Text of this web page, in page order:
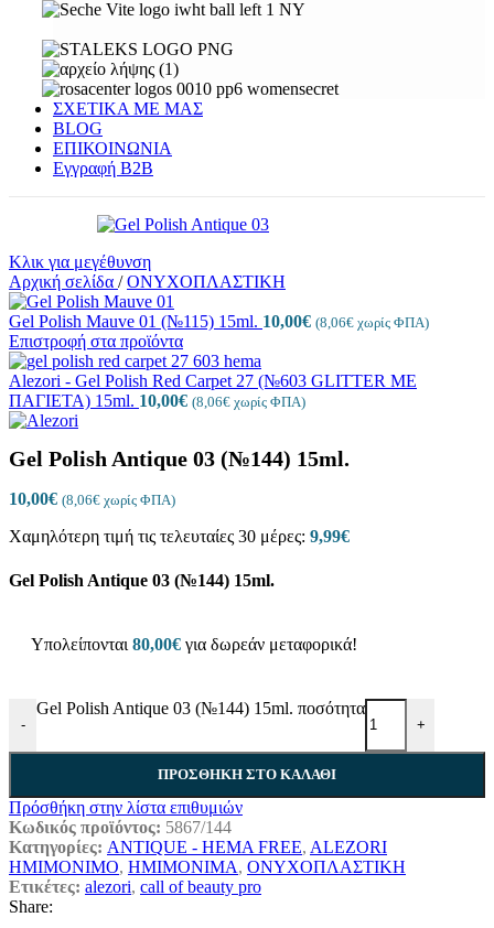
ΣΧΕΤΙΚΑ ΜΕ ΜΑΣ
BLOG
ΕΠΙΚΟΙΝΩΝΙΑ
Εγγραφή Β2Β
Κλικ για μεγέθυνση
Αρχική σελίδα / ΟΝΥΧΟΠΛΑΣΤΙΚΗ
Gel Polish Mauve 01 (№115) 15ml. 10,00€ (8,06€ χωρίς ΦΠΑ)
Επιστροφή στα προϊόντα
Alezori - Gel Polish Red Carpet 27 (№603 GLITTER ΜΕ
ΠΑΓΙΕΤΑ) 15ml. 10,00€ (8,06€ χωρίς ΦΠΑ)
Gel Polish Antique 03 (№144) 15ml.
10,00€ (8,06€ χωρίς ΦΠΑ)
Χαμηλότερη τιμή τις τελευταίες 30 μέρες: 9,99€
Gel Polish Antique 03 (№144) 15ml.
Υπολείπονται 80,00€ για δωρεάν μεταφορικά!
-
Gel Polish Antique 03 (№144) 15ml. ποσότητα
+
ΠΡΟΣΘΉΚΗ ΣΤΟ ΚΑΛΆΘΙ
Πρόσθήκη στην λίστα επιθυμιών
Κωδικός προϊόντος: 5867/144
Κατηγορίες: ANTIQUE - HEMA FREE, ALEZORI
ΗΜΙΜΟΝΙΜΟ, ΗΜΙΜΟΝΙΜΑ, ΟΝΥΧΟΠΛΑΣΤΙΚΗ
Ετικέτες: alezori, call of beauty pro
Share: